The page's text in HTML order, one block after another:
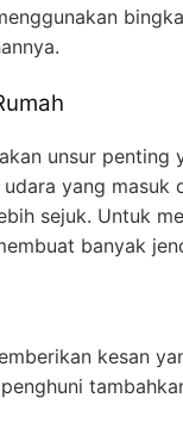
unsur penting
yang masuk
sejuk. Untuk
banyak
kesan